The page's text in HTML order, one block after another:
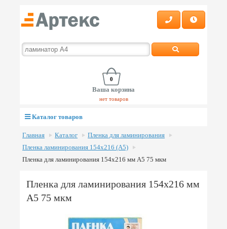
0
Ваша корзина
нет товаров
Каталог товаров
Главная Каталог
Пленка для ламинирования
Пленка ламинирования 154х216 (А5)
Пленка для ламинирования 154х216 мм А5 75 мкм
Пленка для ламинирования 154х216 мм
А5 75 мкм